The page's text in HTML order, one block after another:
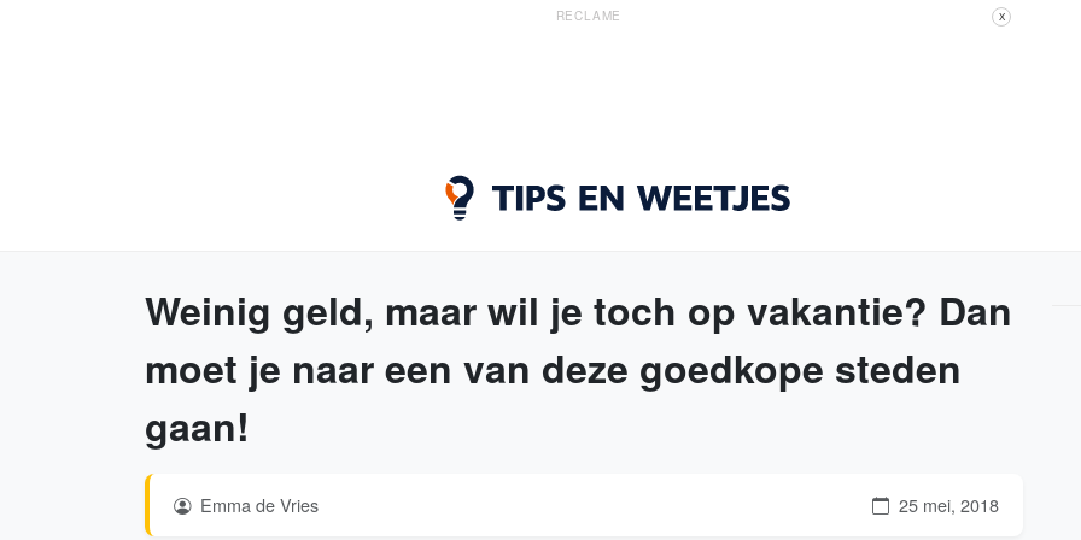
RECLAME X
Weinig geld, maar wil je toch op vakantie? Dan
moet je naar een van deze goedkope steden
gaan!
Emma de Vries 25 mei, 2018